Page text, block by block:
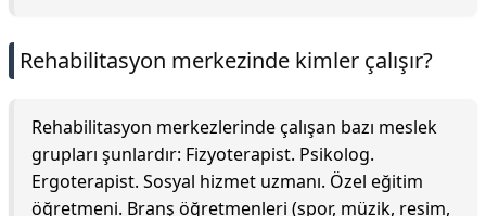
Rehabilitasyon merkezinde kimler çalışır?
Rehabilitasyon merkezlerinde çalışan bazı meslek
grupları şunlardır: Fizyoterapist. Psikolog.
Ergoterapist. Sosyal hizmet uzmanı. Özel eğitim
öğretmeni. Branş öğretmenleri (spor, müzik, resim,